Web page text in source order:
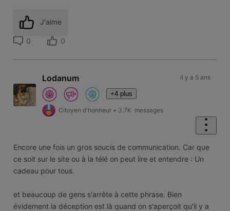
J'aime
0 0
Lodanum
+4 plus
Citoyen d'honneur • 3.7K messages
il y a 5 ans
Encore une fois un gros soucis de communication. Car que
ce soit sur le site ou à la télé on peut lire et entendre : Un
cadeau pour tous.
et beaucoup de gens s'arrête à cette phrase. Bien
évidement la déception est là quand on s'aperçoit qu'il y a